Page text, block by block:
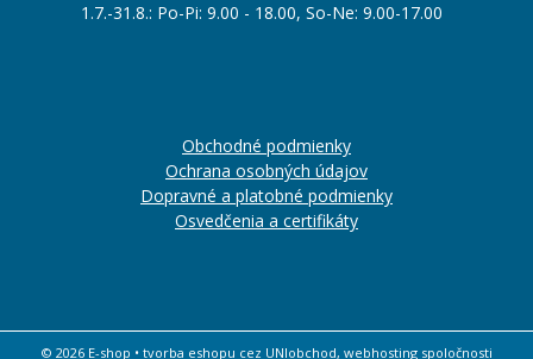
1.7.-31.8.: Po-Pi: 9.00 - 18.00, So-Ne: 9.00-17.00
Obchodné podmienky
Ochrana osobných údajov
Dopravné a platobné podmienky
Osvedčenia a certifikáty
© 2026 E-shop • tvorba eshopu cez UNIobchod, webhostingspoločnosti